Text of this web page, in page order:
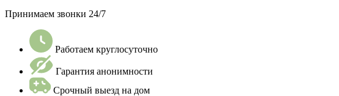
Принимаем звонки 24/7
Работаем круглосуточно
Гарантия анонимности
Срочный выезд на дом